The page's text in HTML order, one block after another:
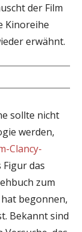
der Film
Kinoreihe
erwähnt.
sollte nicht
werden,
Clancy-
Figur das
zum
begonnen,
Bekannt sind